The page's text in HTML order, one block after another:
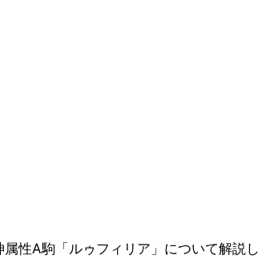
性A駒「ルゥフィリア」について解説し